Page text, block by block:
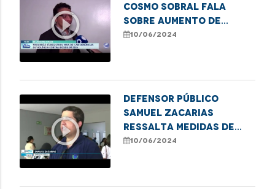
play_circle_outline
Cosmo Sobral fala
sobre aumento de
casos de violência
10/06/2024
play_circle_outline
Defensor público
Samuel Zacarias
ressalta medidas de
combate à violência
10/06/2024